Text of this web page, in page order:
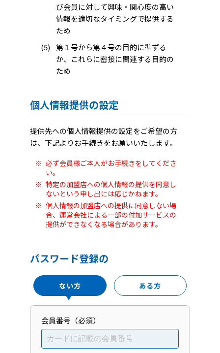
び会員に対して興味・関心度の高い
情報を適切なタイミングで提供する
ため
第１号から第４号の目的に準ずる
か、これらに密接に関連する目的の
ため
個人情報提供の設定
提供先への個人情報提供の設定をご希望の方
は、下記よりお手続きをお願いいたします。
必ず会員様ご本人がお手続きをしてくださ
い。
特定の加盟店への個人情報の提供を同意し
ないという申し出には応じかねます。
個人情報の加盟店への提供に同意しない場
合、運営会社による一部の付加サービスの
提供ができなくなる場合があります。
パスワード登録の
ない方 ある方
会員番号（必須）